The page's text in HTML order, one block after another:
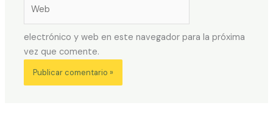
electrónico y web en este navegador para la próxima
vez que comente.